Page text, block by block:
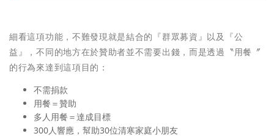
細看這項功能，不難發現就是結合的『群眾募資』以及『公
益』，不同的地方在於贊助者並不需要出錢，而是透過〝用餐〞
的行為來達到這項目的：
不需捐款
用餐＝贊助
多人用餐＝達成目標
300人響應，幫助30位清寒家庭小朋友